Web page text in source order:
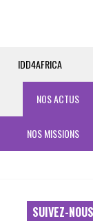
IDD4AFRICA
NOS ACTUS
NOS MISSIONS
SUIVEZ-